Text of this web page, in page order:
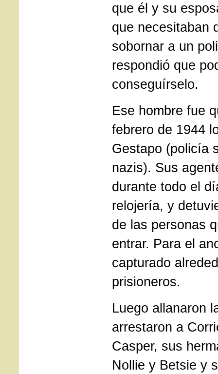
que él y su
que necesitaban
sobornar a un
respondió que
conseguírselo.
Ese hombre fue
febrero de 1944
Gestapo (policía
nazis). Sus
durante todo el
relojería, y
de las personas
entrar. Para el
capturado
prisioneros.
Luego allanaron
arrestaron a
Casper, sus
Nollie y Betsie y